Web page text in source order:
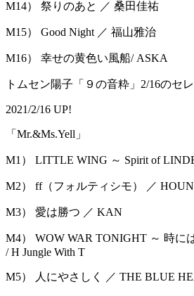
M14） 祭りのあと ／ 桑田佳祐
M15） Good Night ／ 福山雅治
M16） 幸せの黄色い風船/ ASKA
トムセン陽子「９の音粋」2/16のセ
2021/2/16 UP!
「Mr.&Ms.Yell」
M1） LITTLE WING ～ Spirit of
M2） ff（フォルティシモ） ／
M3） 愛は勝つ ／ KAN
M4） WOW WAR TONIGHT ～ 時に
/ H Jungle With T
M5） 人にやさしく ／ THE BLUE